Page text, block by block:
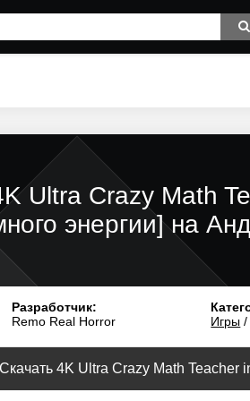
Ultra Crazy Math
энергии] на
Разработчик:
Remo Real Horror
Игры /
Скачать 4K Ultra Crazy Math Teacher